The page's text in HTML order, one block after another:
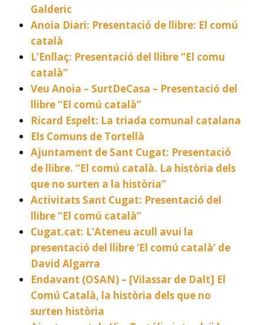
Galderic
Anoia Diari: Presentació de llibre: El comú
català
L’Enllaç: Presentació del llibre “El comu
català”
Veu Anoia – SurtDeCasa – Presentació del
llibre “El comú català”
Ricard Espelt: La triada comunal catalana
Els Comuns de Tortellà
Ajuntament de Sant Cugat: Presentació
de llibre. “El comú català. La història dels
que no surten a la història”
Activitats Sant Cugat: Presentació del
llibre “El comú català”
Cugat.cat: L’Ateneu acull avui la
presentació del llibre ‘El comú català’ de
David Algarra
Endavant (OSAN) – [Vilassar de Dalt] El
Comú Català, la història dels que no
surten història